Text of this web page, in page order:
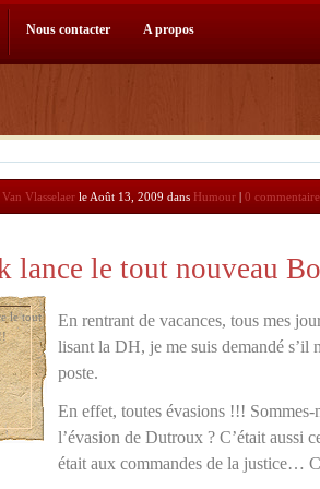
Nous contacter A propos
Vlasselaer le Août 13, 2009 dans Humour | 0
lance le tout nouveau
En rentrant de vacances, tous mes
lisant la DH, je me suis demandé s’il
poste.
En effet, toutes évasions !!!
l’évasion de Dutroux ? C’était aussi
était aux commandes de la justice…